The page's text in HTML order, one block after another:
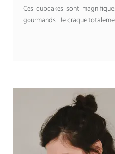
Ces cupcakes sont
gourmands ! Je craque